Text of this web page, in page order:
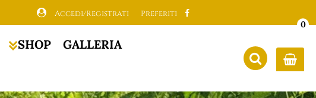
Accedi/Registrati Preferiti
SHOP
GALLERIA
0